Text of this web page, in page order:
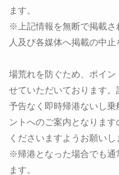
ます。
※上記情報を無断で掲載さ
人及び各媒体へ掲載の中止
場荒れを防ぐため、ポイン
せていただいております
予告なく即時帰港ないし
ントへのご案内となりま
くださいますようお願いし
※帰港となった場合でも通
ます。